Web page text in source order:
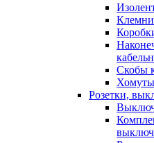
Скобы
Розетки,